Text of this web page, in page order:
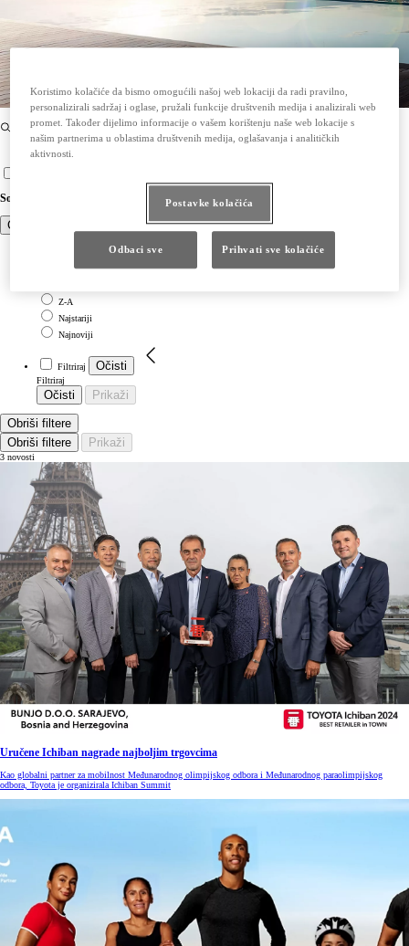
Sortirajte
Close
Očisti
Z-A
Najstariji
Najnoviji
Filtriraj Očisti
Filtriraj
Očisti Prikaži
Obriši filtere
Obriši filtere
Prikaži
3 novosti
Uručene Ichiban nagrade najboljim trgovcima
Kao globalni partner za mobilnost Međunarodnog olimpijskog odbora i Međunarodnog paraolimpijskog
odbora, Toyota je organizirala Ichiban Summit
Koristimo kolačiće da bismo omogućili našoj web lokaciji da radi pravilno,
personalizirali sadržaj i oglase, pružali funkcije društvenih medija i analizirali web
promet. Također dijelimo informacije o vašem korištenju naše web lokacije s
našim partnerima u oblastima društvenih medija, oglašavanja i analitičkih
aktivnosti.
Postavke kolačića
Odbaci sve Prihvati sve kolačiće